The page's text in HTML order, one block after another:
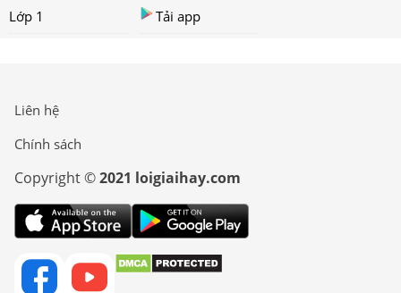
Lớp 1
Tải app
Liên hệ
Chính sách
Copyright ©2021 loigiaihay.com